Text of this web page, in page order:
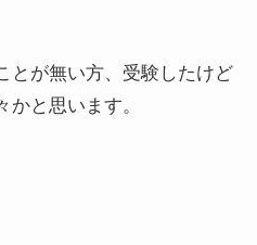
とが無い方、受験したけど
と思います。